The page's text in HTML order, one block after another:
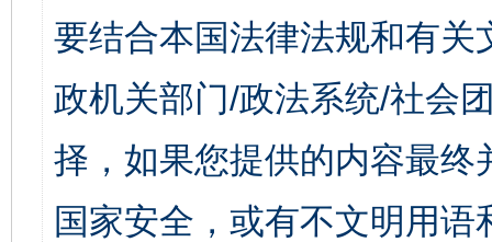
要结合本国法律法规和有关
政机关部门/政法系统/社会
择，如果您提供的内容最
国家安全，或有不文明用